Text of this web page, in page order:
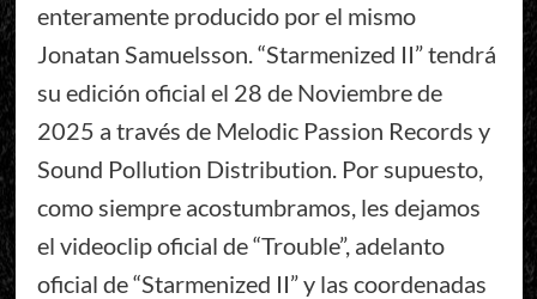
enteramente producido por el mismo
Jonatan Samuelsson. “Starmenized II” tendrá
su edición oficial el 28 de Noviembre de
2025 a través de Melodic Passion Records y
Sound Pollution Distribution. Por supuesto,
como siempre acostumbramos, les dejamos
el videoclip oficial de “Trouble”, adelanto
oficial de “Starmenized II” y las coordenadas